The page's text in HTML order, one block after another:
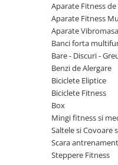
Accesorii carucioare
Landouri pentru bebelusi
Saci si invelitoare
Huse ploaie si antiinsecte
Genti mamici
Umbrele carucioare
Accesorii diverse carucioare
Scaune auto copii
Scaune auto copii de la
Scaune auto 9 kg +
Aparate Fitness de
Aparate Fitness
Aparate
Banci forta
Bare - Discuri -
Benzi de Alergare
Biciclete Eliptice
Biciclete Fitness
Box
Mingi fitness si
Saltele si Covoare
Scara antrenament
Steppere Fitness